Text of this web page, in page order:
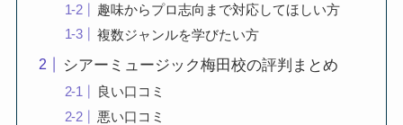
趣味からプロ志向まで対応してほしい方
複数ジャンルを学びたい方
シアーミュージック梅田校の評判まとめ
良い口コミ
悪い口コミ